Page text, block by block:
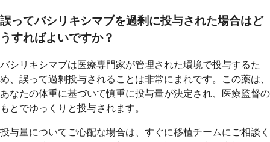
誤ってバシリキシマブを過剰に投与された場合はど
うすればよいですか？
バシリキシマブは医療専門家が管理された環境で投与するた
め、誤って過剰投与されることは非常にまれです。この薬は、
あなたの体重に基づいて慎重に投与量が決定され、医療監督の
もとでゆっくりと投与されます。
投与量についてご心配な場合は、すぐに移植チームにご相談く